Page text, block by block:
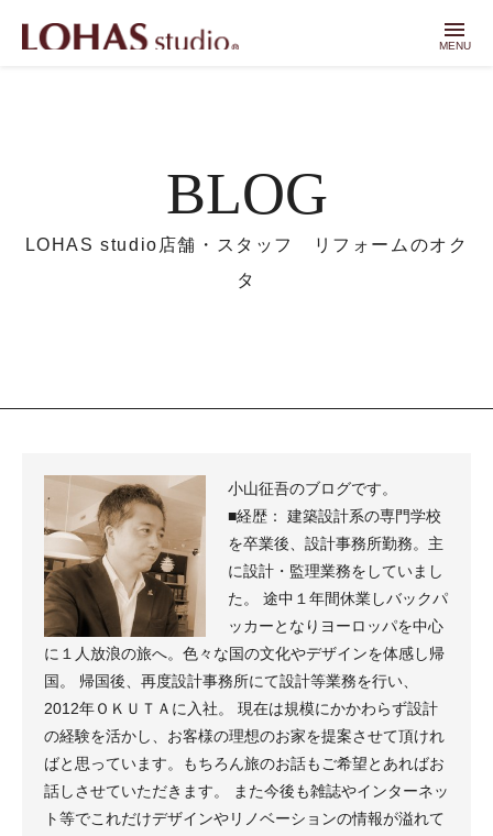
menu
MENU
BLOG
LOHAS studio店舗・スタッフ リフォームのオク
タ
小山征吾のブログです。
■経歴： 建築設計系の専門学校
を卒業後、設計事務所勤務。主
に設計・監理業務をしていまし
た。 途中１年間休業しバックパ
ッカーとなりヨーロッパを中心
に１人放浪の旅へ。色々な国の文化やデザインを体感し帰
国。 帰国後、再度設計事務所にて設計等業務を行い、
2012年ＯＫＵＴＡに入社。 現在は規模にかかわらず設計
の経験を活かし、お客様の理想のお家を提案させて頂けれ
ばと思っています。もちろん旅のお話もご希望とあればお
話しさせていただきます。 また今後も雑誌やインターネッ
ト等でこれだけデザインやリノベーションの情報が溢れて